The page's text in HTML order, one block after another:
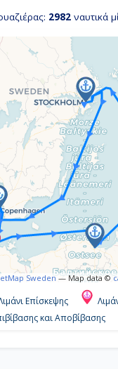
2982 ναυτικά
Sweden— Map data ©
Επίσκεψης
και Αποβίβασης